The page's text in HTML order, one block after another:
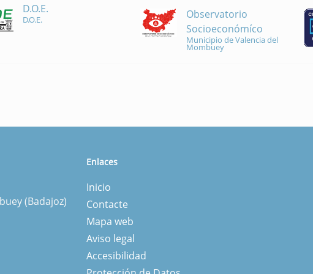
D.O.E.
D.O.E.
Observatorio
Socioeconómíco
Municipio de Valencia del
Mombuey
(Badajoz)
Enlaces
Inicio
Contacte
Mapa web
Aviso legal
Accesibilidad